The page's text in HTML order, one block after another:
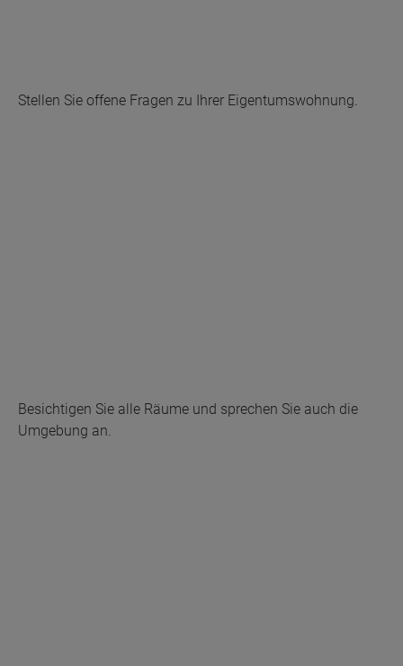
Stellen Sie offene Fragen zu Ihrer Eigentumswohnung.
Besichtigen Sie alle Räume und sprechen Sie auch die
Umgebung an.